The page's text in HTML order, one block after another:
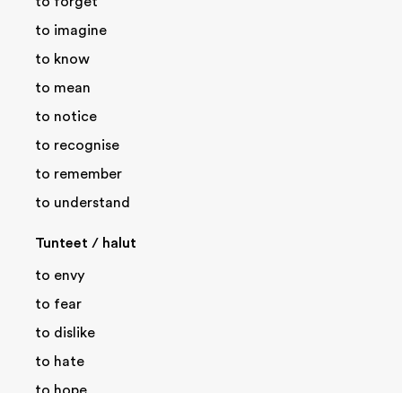
to imagine
to know
to mean
to notice
to recognise
to remember
to understand
Tunteet / halut
to envy
to fear
to dislike
to hate